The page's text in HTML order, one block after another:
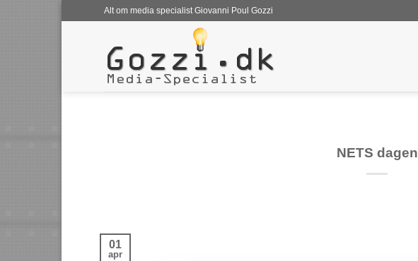
Alt om media specialist Giovanni Poul Gozzi
NETS dagen
01
apr